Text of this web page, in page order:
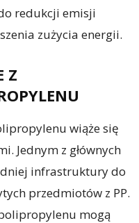
redukcji emisji
zużycia energii.
Z
wiąże się
Jednym z głównych
infrastruktury do
przedmiotów z PP.
mogą